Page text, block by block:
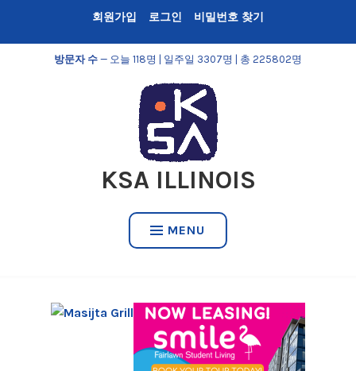
content
회원가입 로그인 비밀번호 찾기
방문자 수 — 오늘 118명 | 일주일 3307명 | 총 225802명
KSA ILLINOIS
MENU